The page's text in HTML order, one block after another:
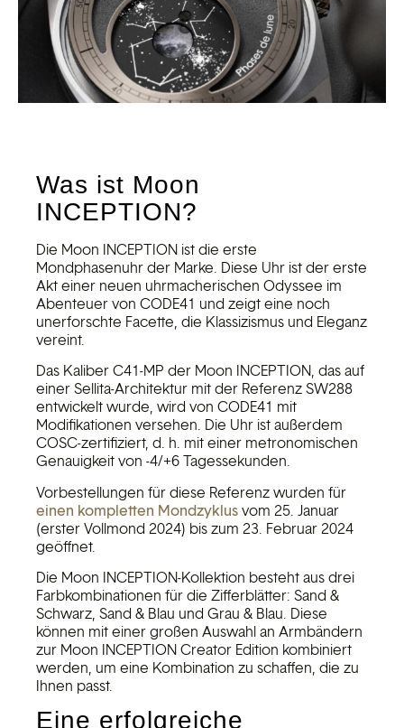
Was ist Moon
INCEPTION?
Die Moon INCEPTION ist die erste
Mondphasenuhr der Marke. Diese Uhr ist der erste
Akt einer neuen uhrmacherischen Odyssee im
Abenteuer von CODE41 und zeigt eine noch
unerforschte Facette, die Klassizismus und Eleganz
vereint.
Das Kaliber C41-MP der Moon INCEPTION, das auf
einer Sellita-Architektur mit der Referenz SW288
entwickelt wurde, wird von CODE41 mit
Modifikationen versehen. Die Uhr ist außerdem
COSC-zertifiziert, d. h. mit einer metronomischen
Genauigkeit von -4/+6 Tagessekunden.
Vorbestellungen für diese Referenz wurden für
einen kompletten Mondzyklusvom 25. Januar
(erster Vollmond 2024) bis zum 23. Februar 2024
geöffnet.
Die Moon INCEPTION-Kollektion besteht aus drei
Farbkombinationen für die Zifferblätter: Sand &
Schwarz, Sand & Blau und Grau & Blau. Diese
können mit einer großen Auswahl an Armbändern
zur Moon INCEPTION Creator Edition kombiniert
werden, um eine Kombination zu schaffen, die zu
Ihnen passt.
Eine erfolgreiche